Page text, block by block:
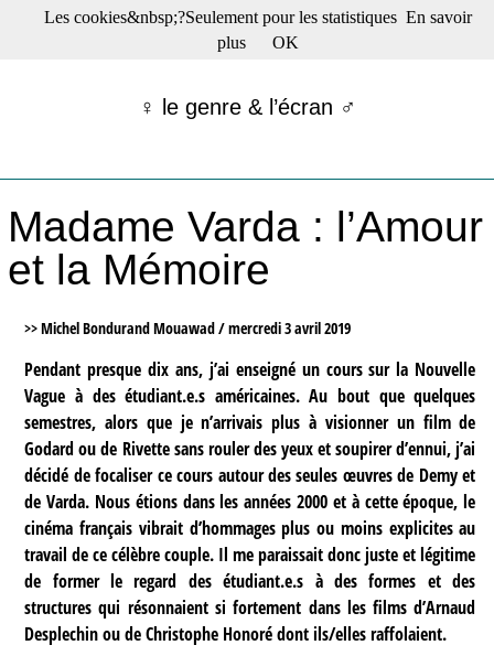
☰ Menu
Films récents
Tribunes
Bloc-notes
Archives
S’abonner à la Lettre !
♀ le genre & l’écran ♂
Madame Varda : l’Amour
et la Mémoire
>> Michel Bondurand Mouawad /mercredi 3 avril 2019
Pendant presque dix ans, j’ai enseigné un cours sur la Nouvelle
Vague à des étudiant.e.s américaines. Au bout que quelques
semestres, alors que je n’arrivais plus à visionner un film de
Godard ou de Rivette sans rouler des yeux et soupirer d’ennui, j’ai
décidé de focaliser ce cours autour des seules œuvres de Demy et
de Varda. Nous étions dans les années 2000 et à cette époque, le
cinéma français vibrait d’hommages plus ou moins explicites au
travail de ce célèbre couple. Il me paraissait donc juste et légitime
de former le regard des étudiant.e.s à des formes et des
structures qui résonnaient si fortement dans les films d’Arnaud
Desplechin ou de Christophe Honoré dont ils/elles raffolaient.
Les cookies&nbsp;?Seulement pour les statistiques En savoir
plus
OK